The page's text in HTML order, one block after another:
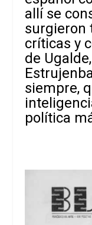
allí se
surgieron
críticas y
de
siempre,
política